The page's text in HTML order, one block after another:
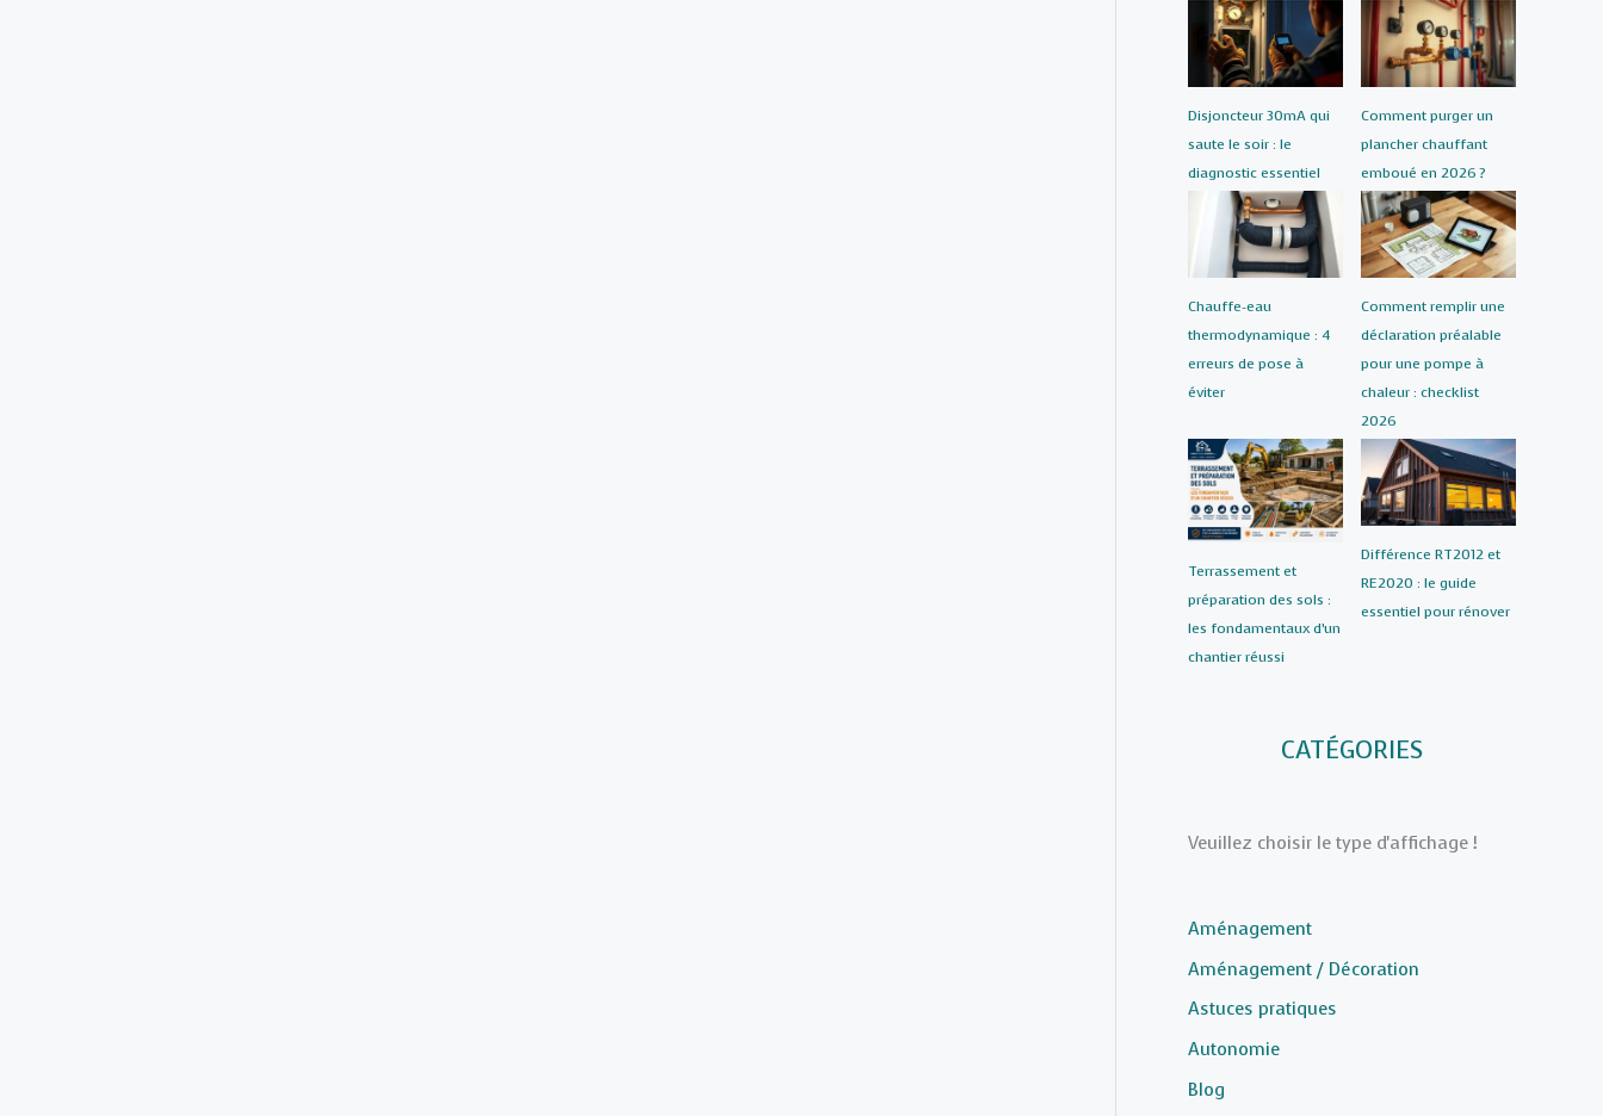
Disjoncteur 30mA qui
saute le soir : le
diagnostic essentiel
Comment purger un
plancher chauffant
emboué en 2026 ?
Chauffe-eau
thermodynamique : 4
erreurs de pose à
éviter
Comment remplir une
déclaration préalable
pour une pompe à
chaleur : checklist
2026
Terrassement et
préparation des sols :
les fondamentaux d’un
chantier réussi
Différence RT2012 et
RE2020 : le guide
essentiel pour rénover
CATÉGORIES
Veuillez choisir le type d'affichage !
Aménagement
Aménagement / Décoration
Astuces pratiques
Autonomie
Blog